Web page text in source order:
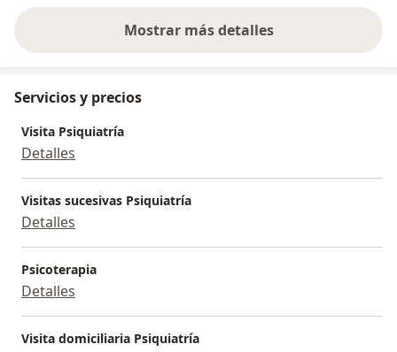
Mostrar más detalles
sobre la experiencia
Servicios y precios
Visita Psiquiatría
Detalles
Visitas sucesivas Psiquiatría
Detalles
Psicoterapia
Detalles
Visita domiciliaria Psiquiatría